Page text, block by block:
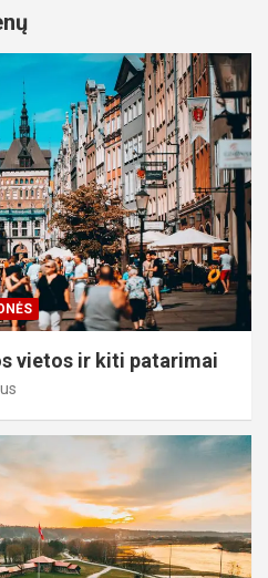
vietos ir kiti patarimai